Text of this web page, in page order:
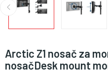
Arctic Z1 nosač za
nosačDesk mount